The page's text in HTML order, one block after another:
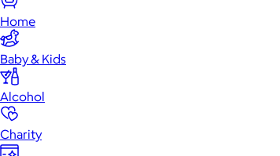
Home
Baby & Kids
Alcohol
Charity